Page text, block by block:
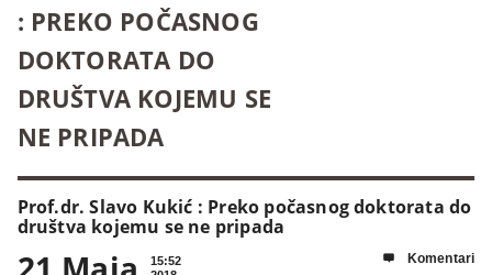
: PREKO POČASNOG
DOKTORATA DO
DRUŠTVA KOJEMU SE
NE PRIPADA
Prof.dr. Slavo Kukić : Preko počasnog doktorata do
društva kojemu se ne pripada
15:52
 Komentari